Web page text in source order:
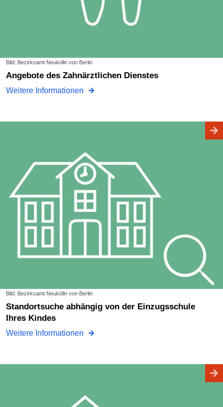
Bild: Bezirksamt Neukölln von Berlin
Angebote des Zahnärztlichen Dienstes
Weitere Informationen
Bild: Bezirksamt Neukölln von Berlin
Standortsuche abhängig von der Einzugsschule
Ihres Kindes
Weitere Informationen